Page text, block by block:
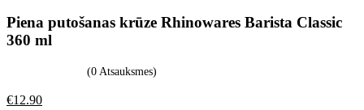
Piena putošanas krūze Rhinowares Barista Classic
360 ml
(0 Atsauksmes)
€12.90